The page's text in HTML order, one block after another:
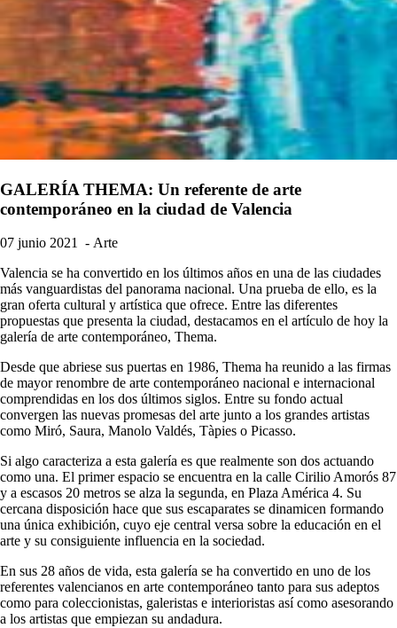
GALERÍA THEMA: Un referente de arte
contemporáneo en la ciudad de Valencia
07 junio 2021 - Arte
Valencia se ha convertido en los últimos años en una de las ciudades
más vanguardistas del panorama nacional. Una prueba de ello, es la
gran oferta cultural y artística que ofrece. Entre las diferentes
propuestas que presenta la ciudad, destacamos en el artículo de hoy la
galería de arte contemporáneo, Thema.
Desde que abriese sus puertas en 1986, Thema ha reunido a las firmas
de mayor renombre de arte contemporáneo nacional e internacional
comprendidas en los dos últimos siglos. Entre su fondo actual
convergen las nuevas promesas del arte junto a los grandes artistas
como Miró, Saura, Manolo Valdés, Tàpies o Picasso.
Si algo caracteriza a esta galería es que realmente son dos actuando
como una. El primer espacio se encuentra en la calle Cirilio Amorós 87
y a escasos 20 metros se alza la segunda, en Plaza América 4. Su
cercana disposición hace que sus escaparates se dinamicen formando
una única exhibición, cuyo eje central versa sobre la educación en el
arte y su consiguiente influencia en la sociedad.
En sus 28 años de vida, esta galería se ha convertido en uno de los
referentes valencianos en arte contemporáneo tanto para sus adeptos
como para coleccionistas, galeristas e interioristas así como asesorando
a los artistas que empiezan su andadura.